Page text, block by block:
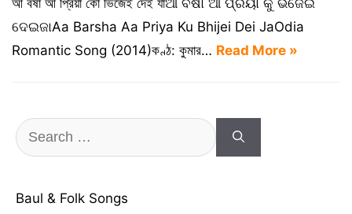
আ বর্ষা আ প্রিয়া কো ভিজেই দেই যাଆ ବର୍ଷା ଆ ପ୍ରିୟା କୁ ଭିଜେଇ
ଦେଇଜାAa Barsha Aa Priya Ku Bhijei Dei JaOdia
Romantic Song (2014)কণ্ঠ: কুমার… Read More »
Search
for:
Baul & Folk Songs